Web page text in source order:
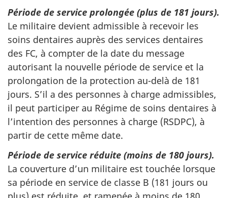
Période de service prolongée (plus de 181 jours).
Le militaire devient admissible à recevoir les
soins dentaires auprès des services dentaires
des FC, à compter de la date du message
autorisant la nouvelle période de service et la
prolongation de la protection au-delà de 181
jours. S’il a des personnes à charge admissibles,
il peut participer au Régime de soins dentaires à
l’intention des personnes à charge (RSDPC), à
partir de cette même date.
Période de service réduite (moins de 180 jours).
La couverture d’un militaire est touchée lorsque
sa période en service de classe B (181 jours ou